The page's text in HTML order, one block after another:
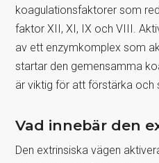
koagulationsfaktorer som
faktor XII, XI, IX och VIII.
av ett enzymkomplex som
startar den gemensamma
är viktig för att förstärka och
Vad innebär den
Den extrinsiska vägen